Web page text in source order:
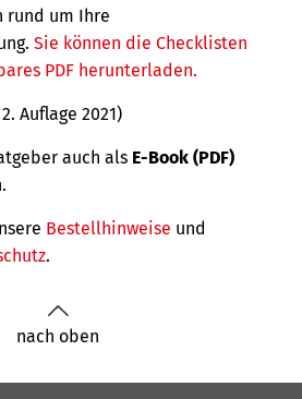
rund um Ihre
Sie können die Checklisten
PDF herunterladen.
Auflage 2021)
auch als E-Book (PDF)
Bestellhinweise und
.
nach oben